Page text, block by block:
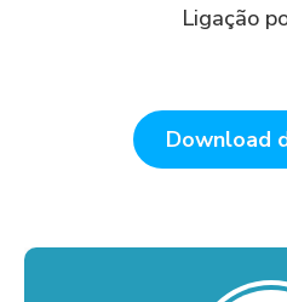
Ligação
Download